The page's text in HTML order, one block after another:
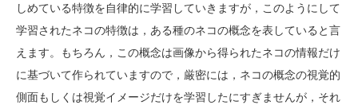
しめている特徴を自律的に学習していきますが，このようにして
学習されたネコの特徴は，ある種のネコの概念を表していると言
えます。もちろん，この概念は画像から得られたネコの情報だけ
に基づいて作られていますので，厳密には，ネコの概念の視覚的
側面もしくは視覚イメージだけを学習したにすぎませんが，それ